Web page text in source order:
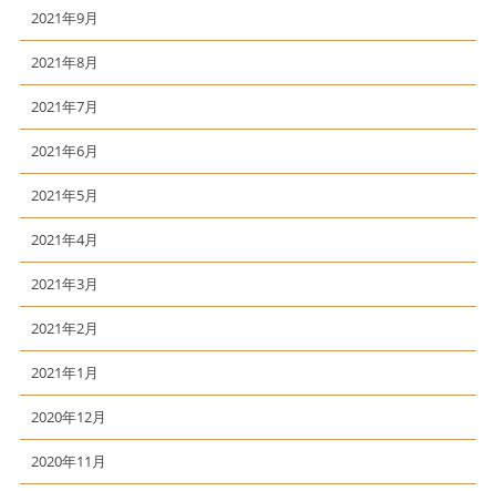
2021年9月
2021年8月
2021年7月
2021年6月
2021年5月
2021年4月
2021年3月
2021年2月
2021年1月
2020年12月
2020年11月